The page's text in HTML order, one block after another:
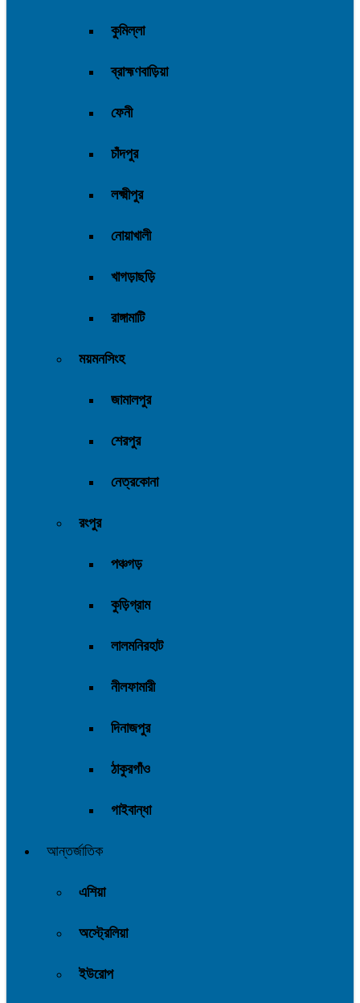
কুমিল্লা
ব্রাহ্মণবাড়িয়া
ফেনী
চাঁদপুর
লক্ষ্মীপুর
নোয়াখালী
খাগড়াছড়ি
রাঙ্গামাটি
ময়মনসিংহ
জামালপুর
শেরপুর
নেত্রকোনা
রংপুর
পঞ্চগড়
কুড়িগ্রাম
লালমনিরহাট
নীলফামারী
দিনাজপুর
ঠাকুরগাঁও
গাইবান্ধা
আন্তর্জাতিক
এশিয়া
অস্ট্রেলিয়া
ইউরোপ